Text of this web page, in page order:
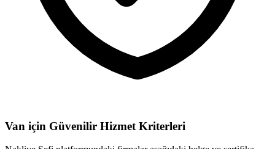
Van için Güvenilir Hizmet Kriterleri